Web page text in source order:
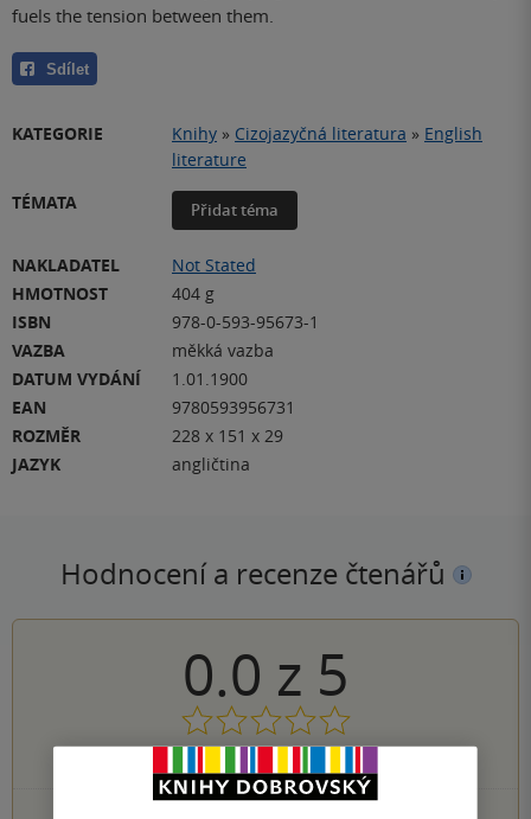
fuels the tension between them.
Sdílet
KATEGORIE Knihy » Cizojazyčná literatura » English
literature
TÉMATA
Přidat téma
NAKLADATEL
Not Stated
HMOTNOST
404 g
ISBN
978-0-593-95673-1
VAZBA
měkká vazba
DATUM VYDÁNÍ
1.01.1900
EAN
9780593956731
ROZMĚR
228 x 151 x 29
JAZYK
angličtina
Hodnocení a recenze čtenářů
0.0 z 5